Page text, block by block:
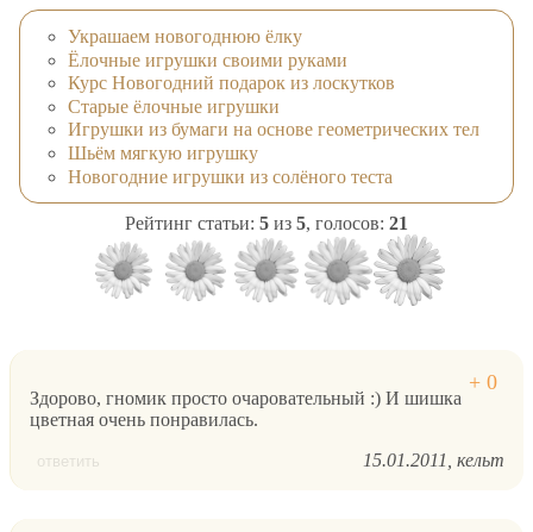
Украшаем новогоднюю ёлку
Ёлочные игрушки своими руками
Курс Новогодний подарок из лоскутков
Старые ёлочные игрушки
Игрушки из бумаги на основе геометрических тел
Шьём мягкую игрушку
Новогодние игрушки из солёного теста
Рейтинг статьи: 5 из 5, голосов: 21
Здорово, гномик просто очаровательный :) И шишка
цветная очень понравилась.
ответить 15.01.2011 кельт